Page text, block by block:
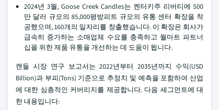
2024년 3월, Goose Creek Candles는 켄터키주 리버티에 500
만 달러 규모의 85,000평방피트 규모의 유통 센터 확장을 착
공했으며, 160개의 일자리를 창출했습니다. 이 확장은 회사가
급속히 증가하는 소매업체 수요를 충족하고 월마트 파트너
십을 위한 제품 유통을 개선하는 데 도움이 됩니다.
캔들 시장 연구 보고서는 2022년부터 2035년까지 수익(USD
Billion)과 부피(Tons) 기준으로 추정치 및 예측을 포함하여 산업
에 대한 심층적인 커버리지를 제공합니다. 다음 세그먼트에 대
한 내용입니다: